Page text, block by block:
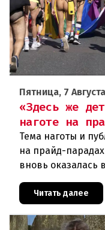
Пятница, 7
«Здесь же
наготе на
Тема наготы и
на прайд-
вновь оказалась
То, что для
является
Читать далее